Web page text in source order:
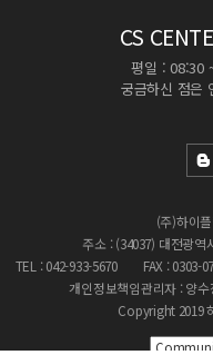
CS
평일 : 08:30
궁금하신 점은
(주)하이
주소 : (34037) 대전광역
TEL : 042-933-5670
FAX : 0303-
개인정보책임관리자 : 양수
Copyright 2019